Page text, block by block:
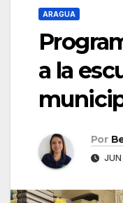
ARAGUA
a la
Por